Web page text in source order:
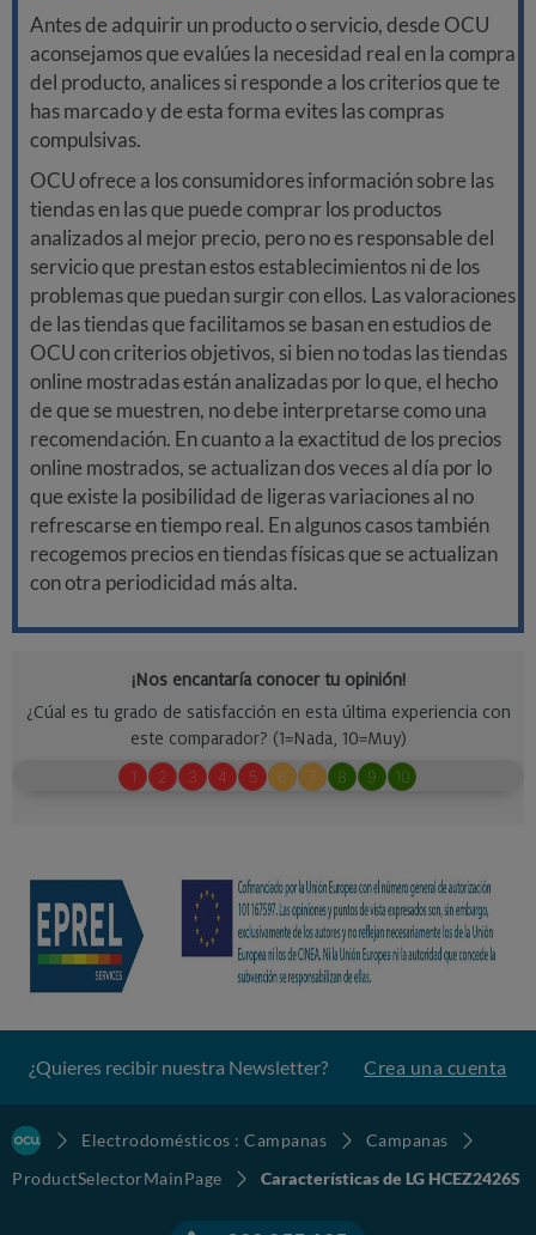
Antes de adquirir un producto o servicio, desde OCU
aconsejamos que evalúes la necesidad real en la compra
del producto, analices si responde a los criterios que te
has marcado y de esta forma evites las compras
compulsivas.
OCU ofrece a los consumidores información sobre las
tiendas en las que puede comprar los productos
analizados al mejor precio, pero no es responsable del
servicio que prestan estos establecimientos ni de los
problemas que puedan surgir con ellos. Las valoraciones
de las tiendas que facilitamos se basan en estudios de
OCU con criterios objetivos, si bien no todas las tiendas
online mostradas están analizadas por lo que, el hecho
de que se muestren, no debe interpretarse como una
recomendación. En cuanto a la exactitud de los precios
online mostrados, se actualizan dos veces al día por lo
que existe la posibilidad de ligeras variaciones al no
refrescarse en tiempo real. En algunos casos también
recogemos precios en tiendas físicas que se actualizan
con otra periodicidad más alta.
¿Quieres recibir nuestra Newsletter? Crea una cuenta
Electrodomésticos : Campanas
Campanas
ProductSelectorMainPage
Características de LG HCEZ2426S